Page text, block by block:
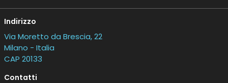
Indirizzo
Via Moretto da Brescia, 22
Milano - Italia
CAP 20133
Contatti